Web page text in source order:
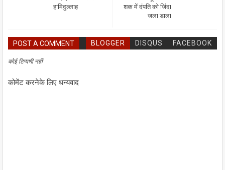
शक में दंपति को जिंदा
जला डाला
हामिदुल्लाह
POST A COMMENT BLOGGER DISQUS FACEBOOK
कोई टिप्पणी नहीं
कोमेंट करनेके लिए धन्यवाद